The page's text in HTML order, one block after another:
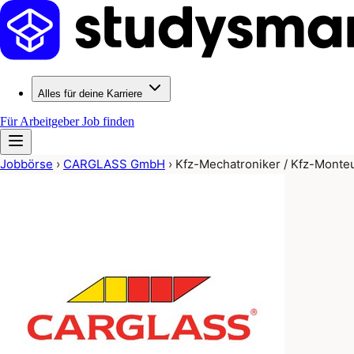
Alles für deine Karriere
Für ArbeitgeberJob finden
Jobbörse › CARGLASS GmbH › Kfz-Mechatroniker / Kfz-